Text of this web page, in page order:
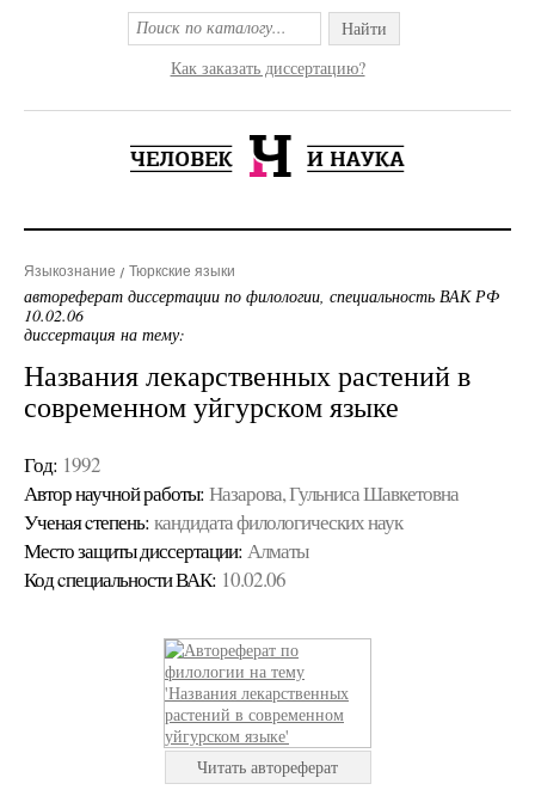
Найти
Как заказать диссертацию?
Языкознание Тюркские языки
автореферат диссертации по филологии, специальность ВАК РФ
10.02.06
диссертация на тему:
Названия лекарственных растений в
современном уйгурском языке
Год: 1992
Автор научной работы: Назарова, Гульниса Шавкетовна
Ученая cтепень: кандидата филологических наук
Место защиты диссертации: Алматы
Код cпециальности ВАК: 10.02.06
Читать автореферат